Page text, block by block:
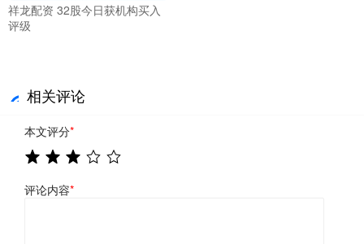
祥龙配资 32股今日获机构买入
评级
相关评论
本文评分*
评论内容*